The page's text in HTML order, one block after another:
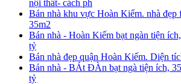
nội thất- cách ph
Bán nhà khu vực Hoàn Kiếm. nhà đẹp
35m2
Bán nhà - Hoàn Kiếm bạt ngàn tiện
tỷ
Bán nhà đẹp quận Hoàn Kiếm. Diện
Bán nhà - BÁt ĐÀn bạt ngà tiện ích,
tỷ